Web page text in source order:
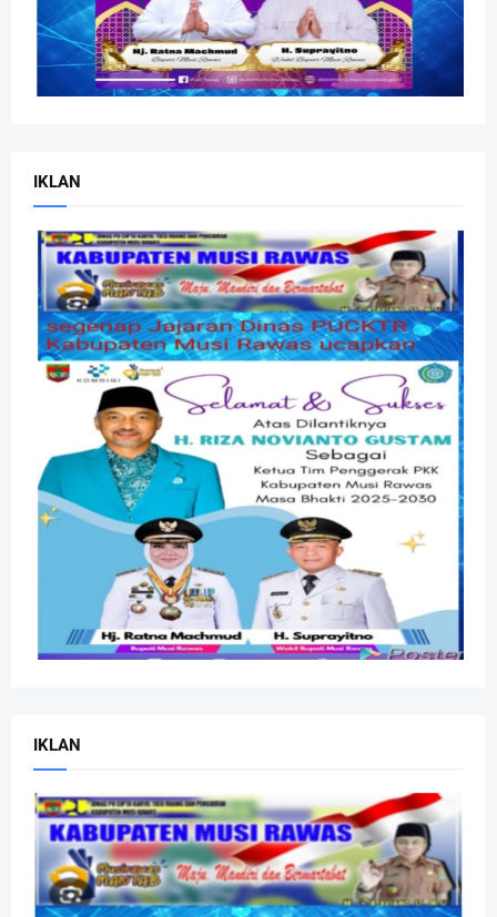
IKLAN
IKLAN